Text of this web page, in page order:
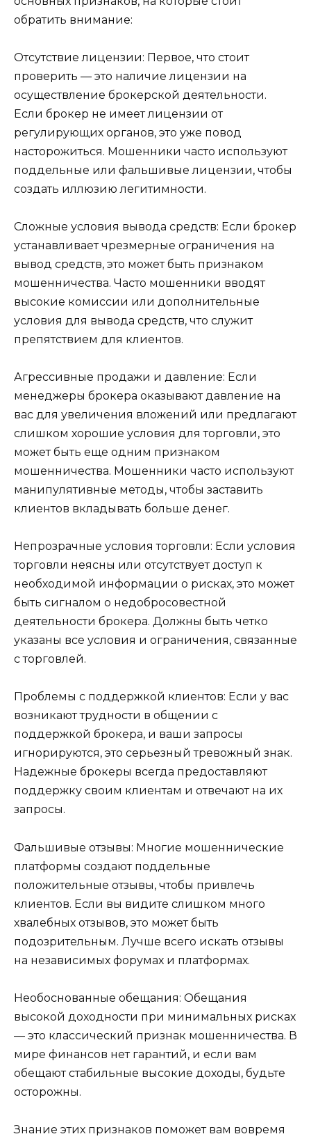
обратить внимание:
Отсутствие лицензии: Первое, что стоит
проверить — это наличие лицензии на
осуществление брокерской деятельности.
Если брокер не имеет лицензии от
регулирующих органов, это уже повод
насторожиться. Мошенники часто используют
поддельные или фальшивые лицензии, чтобы
создать иллюзию легитимности.
Сложные условия вывода средств: Если брокер
устанавливает чрезмерные ограничения на
вывод средств, это может быть признаком
мошенничества. Часто мошенники вводят
высокие комиссии или дополнительные
условия для вывода средств, что служит
препятствием для клиентов.
Агрессивные продажи и давление: Если
менеджеры брокера оказывают давление на
вас для увеличения вложений или предлагают
слишком хорошие условия для торговли, это
может быть еще одним признаком
мошенничества. Мошенники часто используют
манипулятивные методы, чтобы заставить
клиентов вкладывать больше денег.
Непрозрачные условия торговли: Если условия
торговли неясны или отсутствует доступ к
необходимой информации о рисках, это может
быть сигналом о недобросовестной
деятельности брокера. Должны быть четко
указаны все условия и ограничения, связанные
с торговлей.
Проблемы с поддержкой клиентов: Если у вас
возникают трудности в общении с
поддержкой брокера, и ваши запросы
игнорируются, это серьезный тревожный знак.
Надежные брокеры всегда предоставляют
поддержку своим клиентам и отвечают на их
запросы.
Фальшивые отзывы: Многие мошеннические
платформы создают поддельные
положительные отзывы, чтобы привлечь
клиентов. Если вы видите слишком много
хвалебных отзывов, это может быть
подозрительным. Лучше всего искать отзывы
на независимых форумах и платформах.
Необоснованные обещания: Обещания
высокой доходности при минимальных рисках
— это классический признак мошенничества. В
мире финансов нет гарантий, и если вам
обещают стабильные высокие доходы, будьте
осторожны.
Знание этих признаков поможет вам вовремя